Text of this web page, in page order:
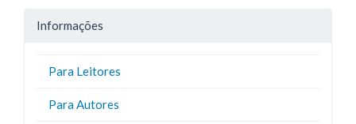
Informações
Para Leitores
Para Autores